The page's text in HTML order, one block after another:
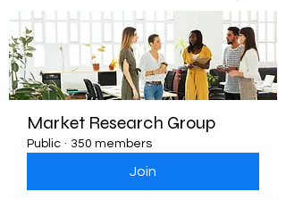
Market Research Group
Public · 350 members
Join